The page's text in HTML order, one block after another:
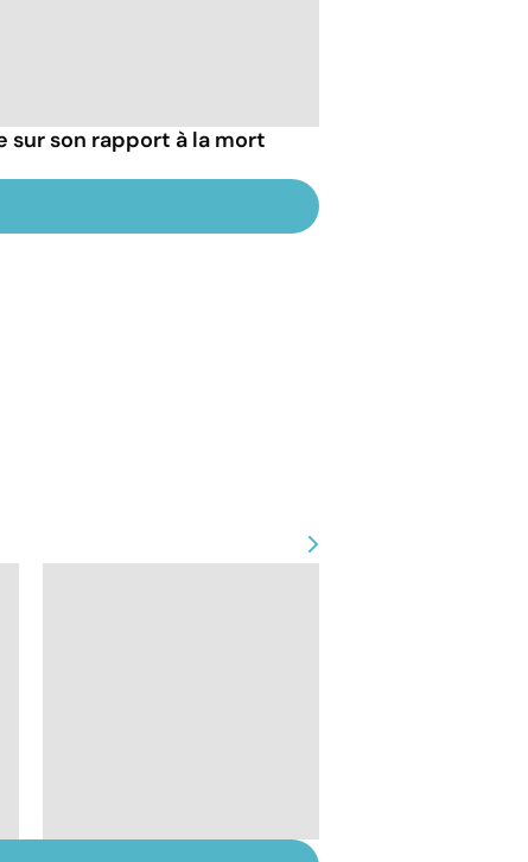
sur son rapport à la mort